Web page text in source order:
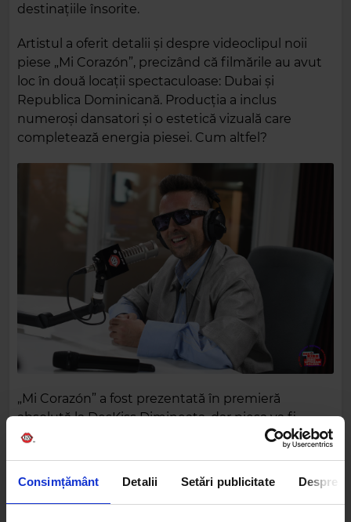
Consimțământ Detalii Setări publicitate Despre
destinațiile însorite.
Artistul a oferit detalii și despre videoclipul noii
piese „Mi Corazón”, precizând că filmările au avut
loc în două locații spectaculoase: Dubai și
Republica Dominicană. Producția a inclus
numeroși dansatori și o estetică vizuală care
completează energia piesei. Cum altfel?
„Mi Corazón” a fost prezentată în premieră
absolută la DesKiss Dimineața, dar piesa va fi
lansată oficial pe toate platformele abia în ziua
avantaj exclusiv de a o asculta primii.
Cu un sound energic și un refren memorabil, „Mi